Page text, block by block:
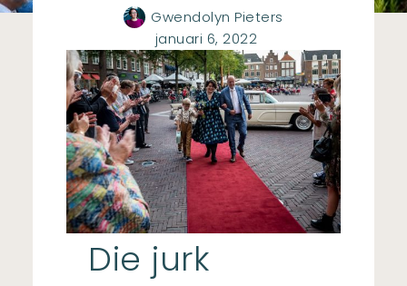
Gwendolyn Pieters
januari 6, 2022
Die jurk